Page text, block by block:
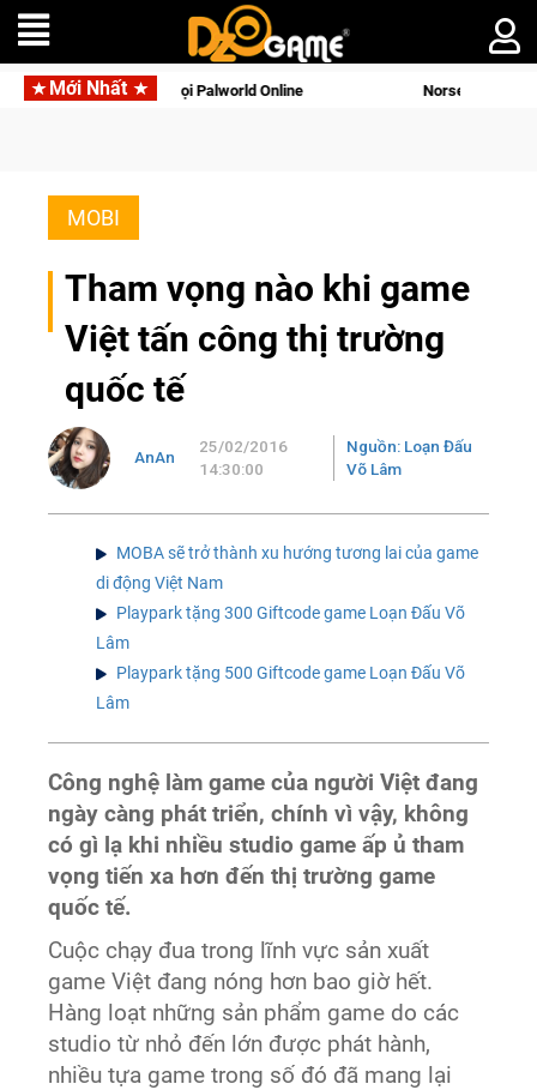
Mới Nhất
Online Norse Saga Chính Thức Mở Cửa Closed
MOBI
Tham vọng nào khi game
Việt tấn công thị trường
quốc tế
AnAn
25/02/2016
14:30:00
Nguồn: Loạn Đấu
Võ Lâm
MOBA sẽ trở thành xu hướng tương lai của game
di động Việt Nam
Playpark tặng 300 Giftcode game Loạn Đấu Võ
Lâm
Playpark tặng 500 Giftcode game Loạn Đấu Võ
Lâm
Công nghệ làm game của người Việt đang
ngày càng phát triển, chính vì vậy, không
có gì lạ khi nhiều studio game ấp ủ tham
vọng tiến xa hơn đến thị trường game
quốc tế.
Cuộc chạy đua trong lĩnh vực sản xuất
game Việt đang nóng hơn bao giờ hết.
Hàng loạt những sản phẩm game do các
studio từ nhỏ đến lớn được phát hành,
nhiều tựa game trong số đó đã mang lại